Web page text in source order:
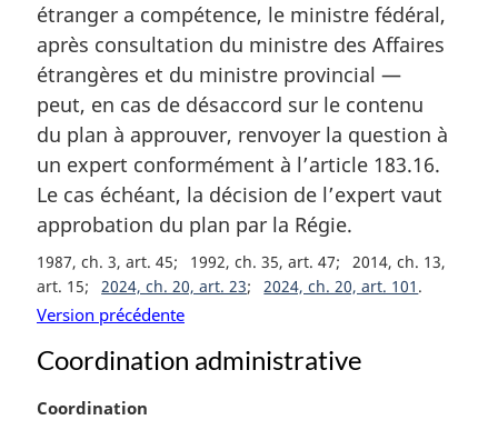
g
i
n
a
l
e
:
étranger a compétence, le ministre fédéral,
après consultation du ministre des Affaires
étrangères et du ministre provincial —
peut, en cas de désaccord sur le contenu
du plan à approuver, renvoyer la question à
un expert conformément à l’article 183.16.
Le cas échéant, la décision de l’expert vaut
approbation du plan par la Régie.
1987, ch. 3, art. 45 1992, ch. 35, art. 47
2014, ch. 13,
art. 15
2024, ch. 20, art. 23 2024, ch. 20, art. 101
Version précédente
Coordination administrative
N
Coordination